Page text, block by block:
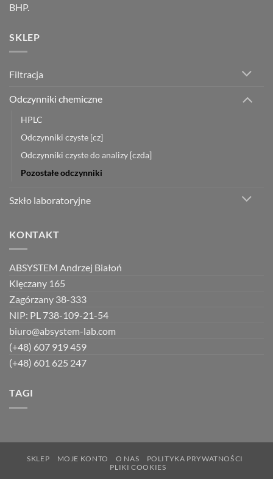
BHP.
SKLEP
Filtracja
Odczynniki chemiczne
HPLC
Odczynniki czyste [cz]
Odczynniki czyste do analizy [czda]
Pozostałe odczynniki
Szkło laboratoryjne
KONTAKT
ABSYSTEM Andrzej Białoń
Klęczany 165
Zagórzany 38-333
NIP: PL 738-109-21-54
biuro@absystem-lab.com
(+48) 607 919 459
(+48) 601 625 247
TAGI
SKLEP MOJE KONTO O NAS
POLITYKA PRYWATNOŚCI
PLIKI COOKIES